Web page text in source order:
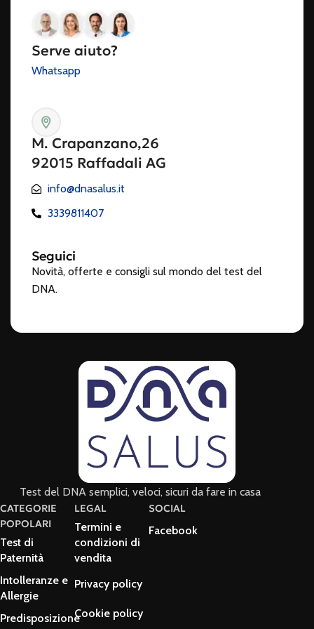
Serve aiuto?
Whatsapp
M. Crapanzano,26
92015 Raffadali AG
info@dnasalus.it
3339811407
Seguici
Novità, offerte e consigli sul mondo del test del
DNA.
Test del DNA semplici, veloci, sicuri da fare in casa
CATEGORIE
POPOLARI
Test di
Paternità
Intolleranze e
Allergie
Predisposizione
LEGAL
Termini e
condizioni di
vendita
Privacy policy
Cookie policy
SOCIAL
Facebook